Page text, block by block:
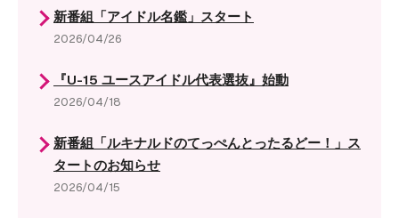
新番組「アイドル名鑑」スタート
2026/04/26
『U-15 ユースアイドル代表選抜』始動
2026/04/18
新番組「ルキナルドのてっぺんとったるどー！」ス
タートのお知らせ
2026/04/15